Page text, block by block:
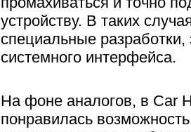
устройству. В таких
специальные
системного интерфейса.
На фоне аналогов, в Car
понравилась